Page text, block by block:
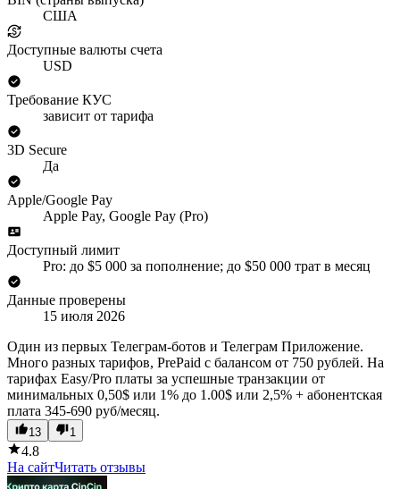
США
Доступные валюты счета
USD
Требование КУС
зависит от тарифа
3D Secure
Да
Apple/Google Pay
Apple Pay, Google Pay (Pro)
Доступный лимит
Pro: до $5 000 за пополнение; до $50 000 трат в месяц
Данные проверены
15 июля 2026
Один из первых Телеграм-ботов и Телеграм Приложение.
Много разных тарифов, PrePaid c балансом от 750 рублей. На
тарифах Easy/Pro платы за успешные транзакции от
минимальных 0,50$ или 1% до 1.00$ или 2,5% + абонентская
плата 345-690 руб/месяц.
13 1
4.8
На сайтЧитать отзывы